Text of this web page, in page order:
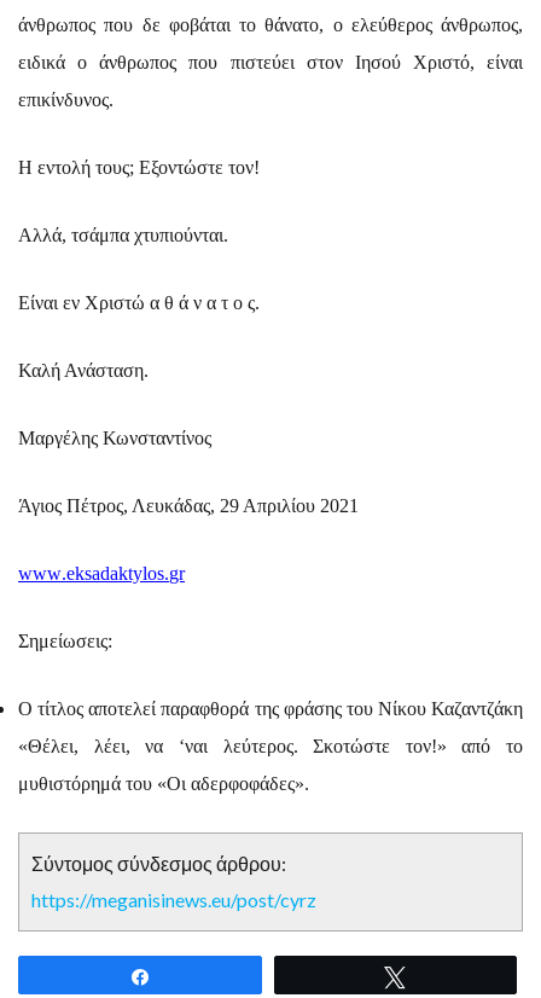
άνθρωπος που δε φοβάται το θάνατο, ο ελεύθερος άνθρωπος,
ειδικά ο άνθρωπος που πιστεύει στον Ιησού Χριστό, είναι
επικίνδυνος.
Η εντολή τους; Εξοντώστε τον!
Αλλά, τσάμπα χτυπιούνται.
Είναι εν Χριστώ α θ ά ν α τ ο ς.
Καλή Ανάσταση.
Μαργέλης Κωνσταντίνος
Άγιος Πέτρος, Λευκάδας, 29 Απριλίου 2021
www.eksadaktylos.gr
Σημείωσεις:
Ο τίτλος αποτελεί παραφθορά της φράσης του Νίκου Καζαντζάκη
«Θέλει, λέει, να ‘ναι λεύτερος. Σκοτώστε τον!» από το
μυθιστόρημά του «Οι αδερφοφάδες».
Σύντομος σύνδεσμος άρθρου:
https://meganisinews.eu/post/cyrz